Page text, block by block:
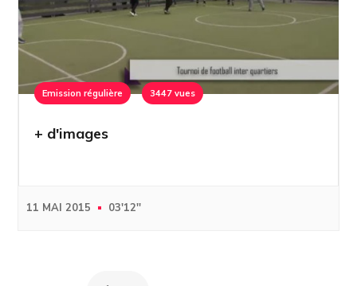
Emission régulière 3447 vues
+ d'images
11 MAI 2015 03'12''